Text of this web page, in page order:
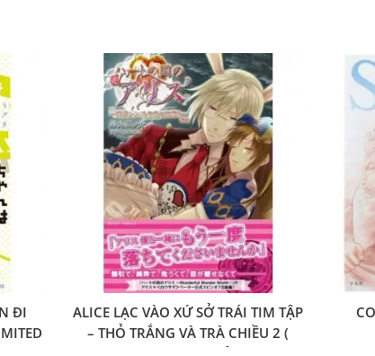
ĐI
ALICE LẠC VÀO XỨ SỞ TRÁI TIM TẬP
– THỎ TRẮNG VÀ TRÀ CHIỀU 2 (